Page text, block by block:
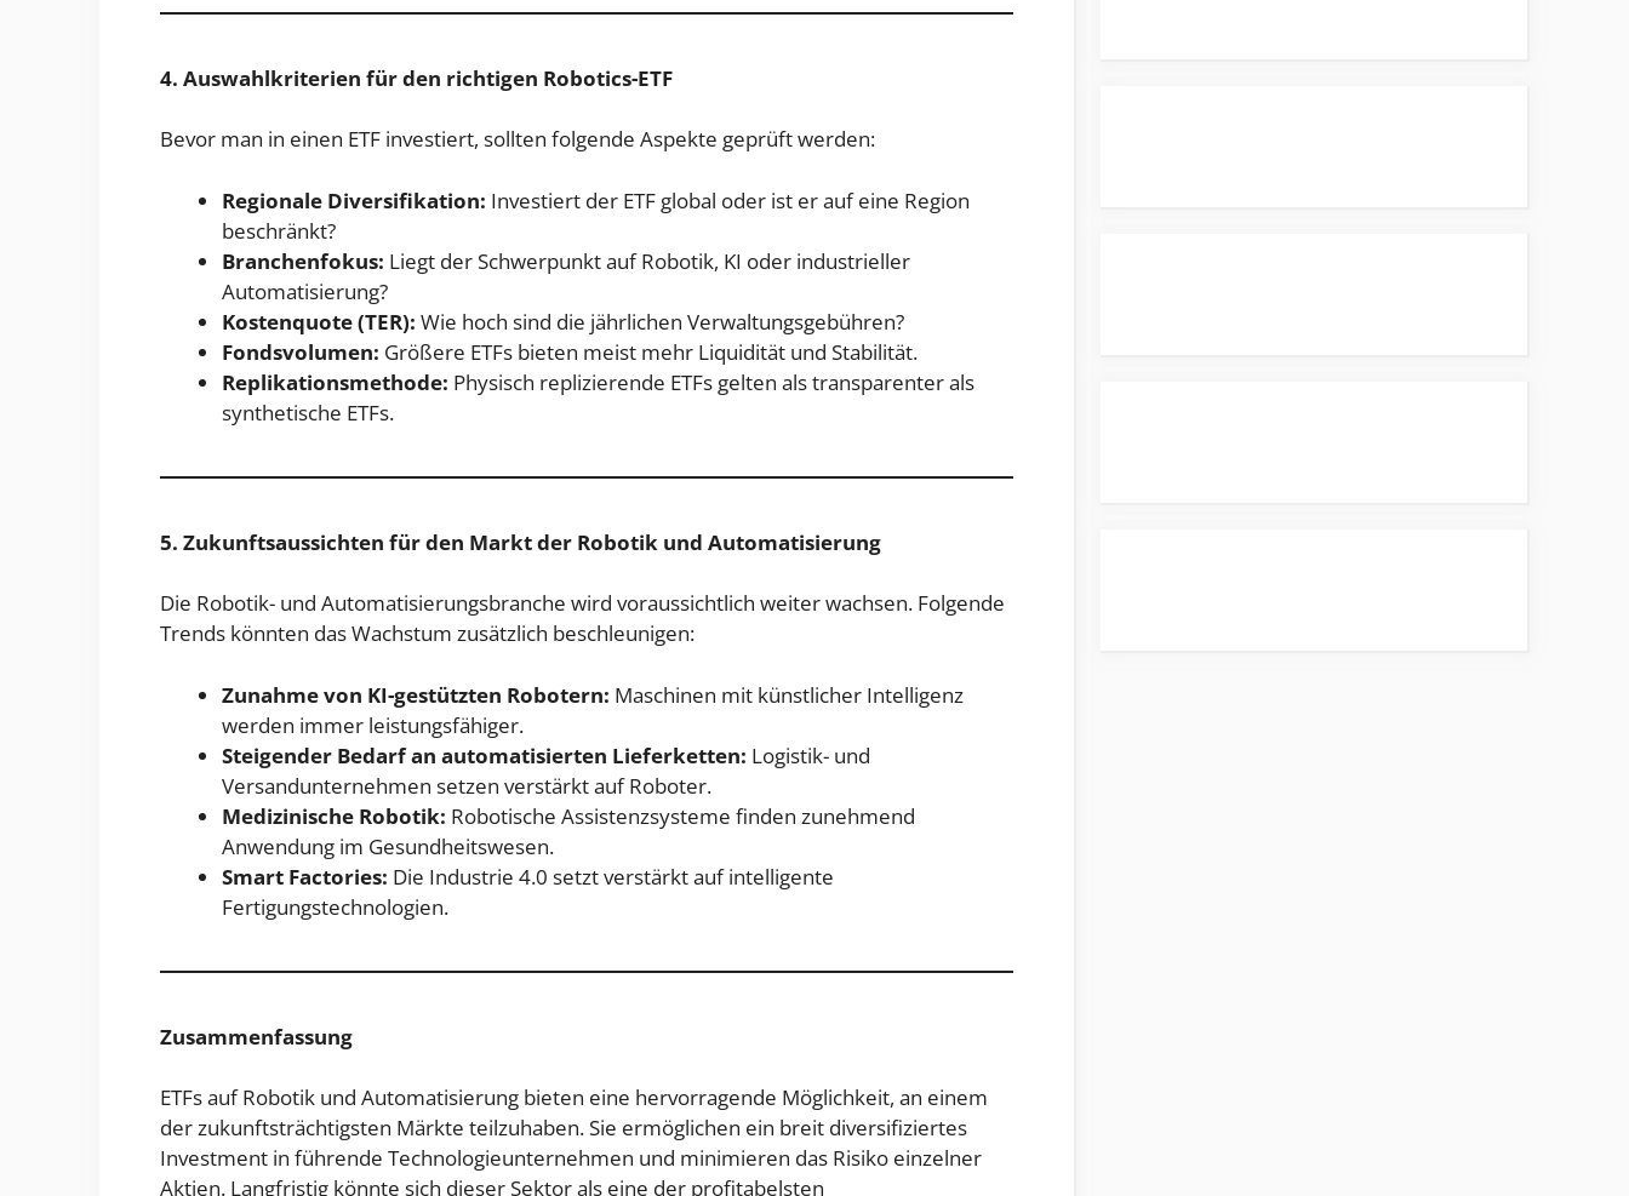
4. Auswahlkriterien für den richtigen Robotics-ETF
Bevor man in einen ETF investiert, sollten folgende Aspekte geprüft werden:
Regionale Diversifikation: Investiert der ETF global oder ist er auf eine Region
beschränkt?
Branchenfokus: Liegt der Schwerpunkt auf Robotik, KI oder industrieller
Automatisierung?
Kostenquote (TER): Wie hoch sind die jährlichen Verwaltungsgebühren?
Fondsvolumen: Größere ETFs bieten meist mehr Liquidität und Stabilität.
Replikationsmethode: Physisch replizierende ETFs gelten als transparenter als
synthetische ETFs.
5. Zukunftsaussichten für den Markt der Robotik und Automatisierung
Die Robotik- und Automatisierungsbranche wird voraussichtlich weiter wachsen. Folgende
Trends könnten das Wachstum zusätzlich beschleunigen:
Zunahme von KI-gestützten Robotern: Maschinen mit künstlicher Intelligenz
werden immer leistungsfähiger.
Steigender Bedarf an automatisierten Lieferketten: Logistik- und
Versandunternehmen setzen verstärkt auf Roboter.
Medizinische Robotik: Robotische Assistenzsysteme finden zunehmend
Anwendung im Gesundheitswesen.
Smart Factories: Die Industrie 4.0 setzt verstärkt auf intelligente
Fertigungstechnologien.
Zusammenfassung
ETFs auf Robotik und Automatisierung bieten eine hervorragende Möglichkeit, an einem
der zukunftsträchtigsten Märkte teilzuhaben. Sie ermöglichen ein breit diversifiziertes
Investment in führende Technologieunternehmen und minimieren das Risiko einzelner
Aktien. Langfristig könnte sich dieser Sektor als eine der profitabelsten